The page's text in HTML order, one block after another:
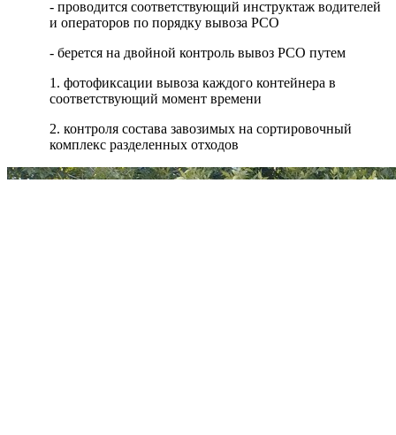
- проводится соответствующий инструктаж водителей
и операторов по порядку вывоза РСО
- берется на двойной контроль вывоз РСО путем
1. фотофиксации вывоза каждого контейнера в
соответствующий момент времени
2. контроля состава завозимых на сортировочный
комплекс разделенных отходов